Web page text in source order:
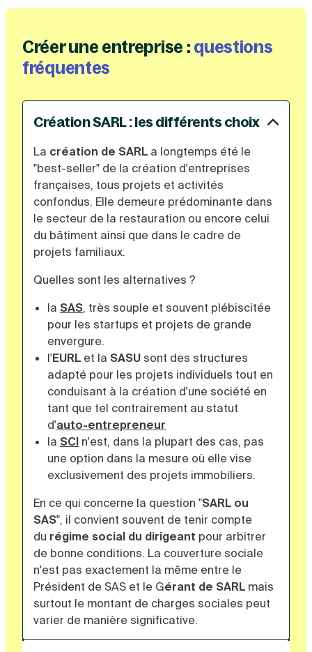
Créer une entreprise : questions
fréquentes
Création SARL : les différents choix
La création de SARL a longtemps été le
"best-seller" de la création d'entreprises
françaises, tous projets et activités
confondus. Elle demeure prédominante dans
le secteur de la restauration ou encore celui
du bâtiment ainsi que dans le cadre de
projets familiaux.
Quelles sont les alternatives ?
la SAS, très souple et souvent plébiscitée
pour les startups et projets de grande
envergure.
l'EURL et la SASU sont des structures
adapté pour les projets individuels tout en
conduisant à la création d'une société en
tant que tel contrairement au statut
d'auto-entrepreneur
la SCI n'est, dans la plupart des cas, pas
une option dans la mesure où elle vise
exclusivement des projets immobiliers.
En ce qui concerne la question "SARL ou
SAS", il convient souvent de tenir compte
du régime social du dirigeant pour arbitrer
de bonne conditions. La couverture sociale
n'est pas exactement la même entre le
Président de SAS et le Gérant de SARL mais
surtout le montant de charges sociales peut
varier de manière significative.